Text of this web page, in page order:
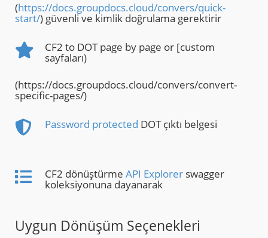
(https://docs.groupdocs.cloud/convers/quick-
start/) güvenli ve kimlik doğrulama gerektirir
CF2 to DOT page by page or [custom
sayfaları)
(https://docs.groupdocs.cloud/convers/convert-
specific-pages/)
Password protected DOT çıktı belgesi
CF2 dönüştürme API Explorer swagger
koleksiyonuna dayanarak
Uygun Dönüşüm Seçenekleri